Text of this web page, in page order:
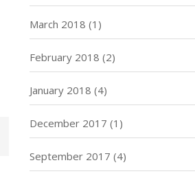
March 2018 (1)
February 2018 (2)
January 2018 (4)
December 2017 (1)
September 2017 (4)